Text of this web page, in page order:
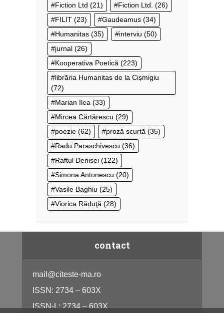
Fiction Ltd (21) Fiction Ltd. (26)
FILIT (23) Gaudeamus (34)
Humanitas (35) interviu (50)
jurnal (26)
Kooperativa Poetică (223)
librăria Humanitas de la Cișmigiu
(72)
Marian Ilea (33)
Mircea Cărtărescu (29)
poezie (62) proză scurtă (35)
Radu Paraschivescu (36)
Raftul Denisei (122)
Simona Antonescu (20)
Vasile Baghiu (25)
Viorica Răduţă (28)
contact
mail@citeste-ma.ro
ISSN: 2734 – 603X
ISSN-L: 2734 – 603X